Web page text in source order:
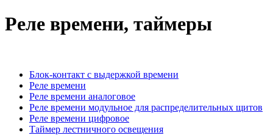
Реле времени, таймеры
Блок-контакт с выдержкой времени
Реле времени
Реле времени аналоговое
Реле времени модульное для распределительных щитов
Реле времени цифровое
Таймер лестничного освещения